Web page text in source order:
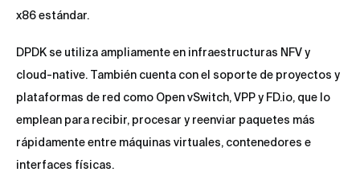
x86 estándar.
DPDK se utiliza ampliamente en infraestructuras NFV y
cloud-native. También cuenta con el soporte de proyectos y
plataformas de red como Open vSwitch, VPP y FD.io, que lo
emplean para recibir, procesar y reenviar paquetes más
rápidamente entre máquinas virtuales, contenedores e
interfaces físicas.